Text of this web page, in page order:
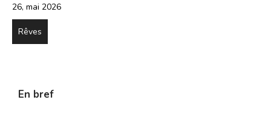
26, mai 2026
Rêves
En bref